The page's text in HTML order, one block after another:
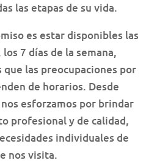
las etapas de su vida.
es estar disponibles las
7 días de la semana,
que las preocupaciones por
de horarios. Desde
esforzamos por brindar
profesional y de calidad,
individuales de
nos visita.